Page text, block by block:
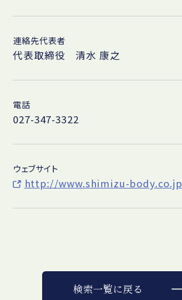
連絡先代表者
代表取締役 清水 康之
電話
027-347-3322
ウェブサイト
http://www.shimizu-body.co.jp
検索一覧に戻る